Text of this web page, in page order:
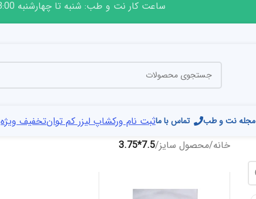
ساعت کار نت و طب: شنبه تا چهارشنبه 08:00 الی 18:00
مجله نت و طب تماس با ماثبت نام ورکشاپ لیزر کم توانتخفیف ویژه
خانه/محصول سایز/
7.5*3.75